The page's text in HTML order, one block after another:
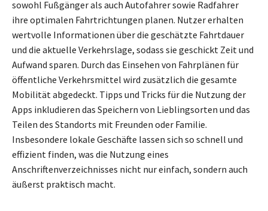
sowohl Fußgänger als auch Autofahrer sowie Radfahrer
ihre optimalen Fahrtrichtungen planen. Nutzer erhalten
wertvolle Informationen über die geschätzte Fahrtdauer
und die aktuelle Verkehrslage, sodass sie geschickt Zeit und
Aufwand sparen. Durch das Einsehen von Fahrplänen für
öffentliche Verkehrsmittel wird zusätzlich die gesamte
Mobilität abgedeckt. Tipps und Tricks für die Nutzung der
Apps inkludieren das Speichern von Lieblingsorten und das
Teilen des Standorts mit Freunden oder Familie.
Insbesondere lokale Geschäfte lassen sich so schnell und
effizient finden, was die Nutzung eines
Anschriftenverzeichnisses nicht nur einfach, sondern auch
äußerst praktisch macht.